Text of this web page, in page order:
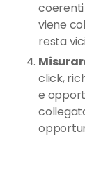
coerenti
viene
resta
click,
e